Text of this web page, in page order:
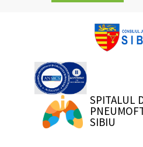
SPITALUL
SIBIU